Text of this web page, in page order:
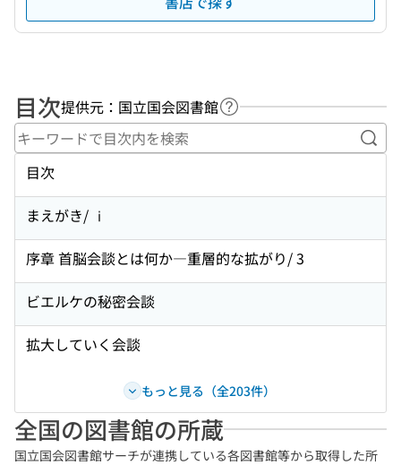
目次提供元：国立国会図書館 ヘルプページへのリンク
キ
目次
まえがき/ ⅰ
序章 首脳会談とは何か―重層的な拡がり/ 3
ビエルケの秘密会談
拡大していく会談
もっと見る（全203件）
全国の図書館の所蔵
国立国会図書館サーチが連携している各図書館等から取得した所